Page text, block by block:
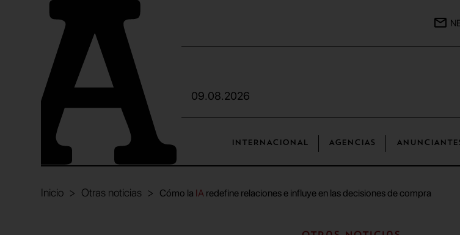
09.08.2026
INTERNACIONAL AGENCIAS
Inicio Otras noticias Cómo la IA redefine relaciones e influye en las decisiones de compra